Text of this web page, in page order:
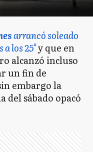
arrancó soleado
los 25°y que en
alcanzó incluso
un fin de
embargo la
sábado opacó